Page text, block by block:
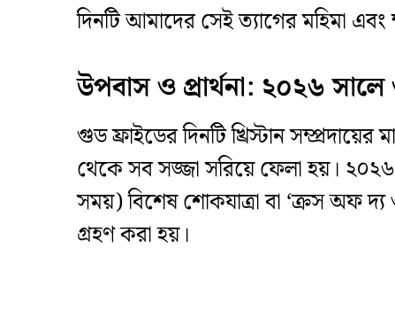
দিনটি আমাদের সেই ত্যাগের মহিমা
উপবাস ও প্রার্থনা: ২০২৬
​গুড ফ্রাইডের দিনটি খ্রিস্টান
থেকে সব সজ্জা সরিয়ে ফেলা হয়। ২০২৬
সময়) বিশেষ শোকযাত্রা বা ‘ক্রস অফ দ্য
গ্রহণ করা হয়।